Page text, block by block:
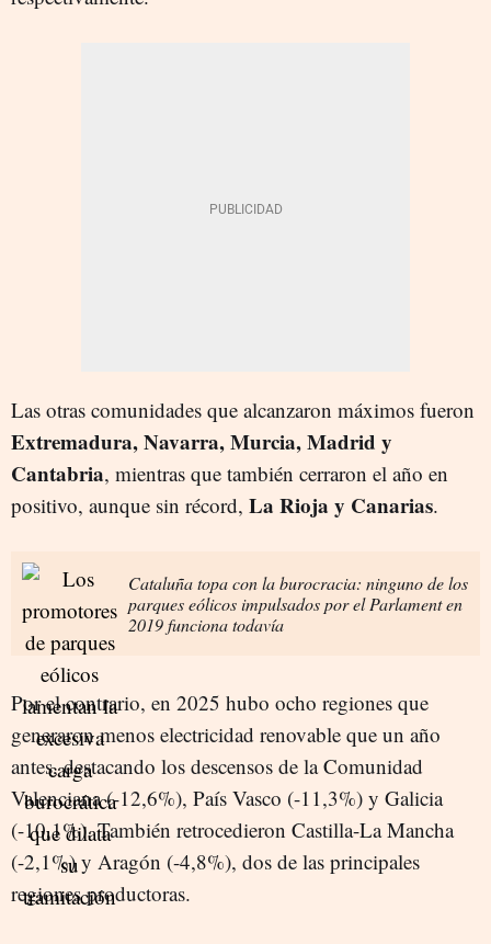
Las otras comunidades que alcanzaron máximos fueron
Extremadura, Navarra, Murcia, Madrid y
Cantabria, mientras que también cerraron el año en
positivo, aunque sin récord, La Rioja y Canarias.
Cataluña topa con la burocracia: ninguno de los
parques eólicos impulsados por el Parlament en
2019 funciona todavía
Por el contrario, en 2025 hubo ocho regiones que
generaron menos electricidad renovable que un año
antes, destacando los descensos de la Comunidad
Valenciana (-12,6%), País Vasco (-11,3%) y Galicia
(-10,1%). También retrocedieron Castilla-La Mancha
(-2,1%) y Aragón (-4,8%), dos de las principales
regiones productoras.